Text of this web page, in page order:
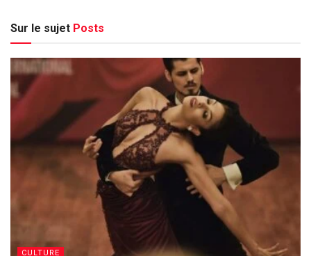
Sur le sujet Posts
CULTURE